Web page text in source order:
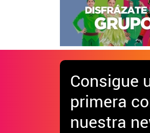
Consigue
primera
nuestra